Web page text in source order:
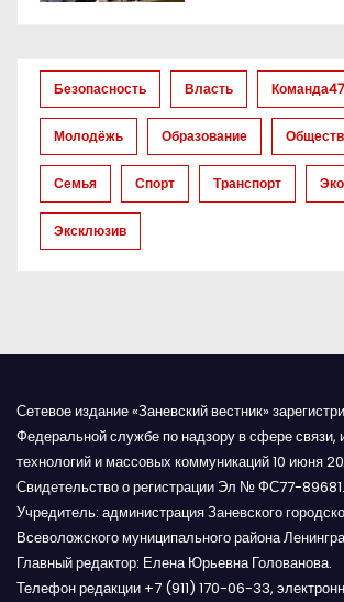
а
п
Безопасность Власть Команда47
Молодёжь Образование
Семья Спорт Транспорт
Эксклюзив
Сетевое издание «Заневский вестник»
Федеральной службе по надзору в сфере
технологий и массовых коммуникаций 10 июня
Свидетельство о регистрации Эл № ФС77-89681.
Учредитель: администрация Заневского
Всеволожского муниципального района
Главный редактор: Елена Юрьевна Голованова.
Телефон редакции +7 (911) 170-06-33,